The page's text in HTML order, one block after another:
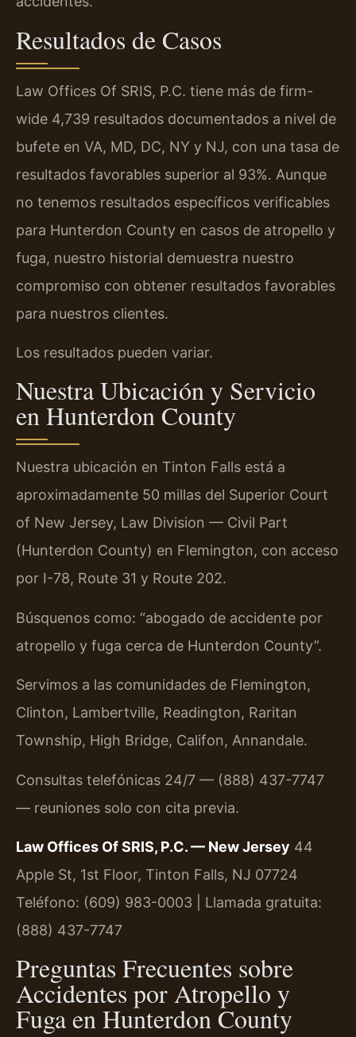
Resultados de Casos
Law Offices Of SRIS, P.C. tiene más de firm-
wide 4,739 resultados documentados a nivel de
bufete en VA, MD, DC, NY y NJ, con una tasa de
resultados favorables superior al 93%. Aunque
no tenemos resultados específicos verificables
para Hunterdon County en casos de atropello y
fuga, nuestro historial demuestra nuestro
compromiso con obtener resultados favorables
para nuestros clientes.
Los resultados pueden variar.
Nuestra Ubicación y Servicio
en Hunterdon County
Nuestra ubicación en Tinton Falls está a
aproximadamente 50 millas del Superior Court
of New Jersey, Law Division — Civil Part
(Hunterdon County) en Flemington, con acceso
por I-78, Route 31 y Route 202.
Búsquenos como: “abogado de accidente por
atropello y fuga cerca de Hunterdon County”.
Servimos a las comunidades de Flemington,
Clinton, Lambertville, Readington, Raritan
Township, High Bridge, Califon, Annandale.
Consultas telefónicas 24/7 — (888) 437-7747
— reuniones solo con cita previa.
Law Offices Of SRIS, P.C. — New Jersey 44
Apple St, 1st Floor, Tinton Falls, NJ 07724
Teléfono: (609) 983-0003 | Llamada gratuita:
(888) 437-7747
Preguntas Frecuentes sobre
Accidentes por Atropello y
Fuga en Hunterdon County